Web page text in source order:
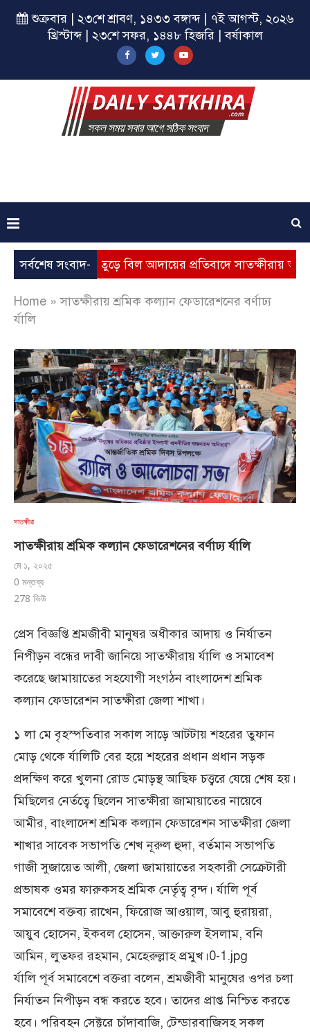
শুক্রবার | ২৩শে শ্রাবণ, ১৪৩৩ বঙ্গাব্দ | ৭ই আগস্ট, ২০২৬
খ্রিস্টাব্দ | ২৩শে সফর, ১৪৪৮ হিজরি | বর্ষাকাল
সর্বশেষ সংবাদ-
ভূতুড়ে বিল আদায়ের প্রতিবাদে সাতক্ষীরায় অবস্থান
Home »সাতক্ষীরায় শ্রমিক কল্যান ফেডারেশনের বর্ণাঢ্য
র্যালি
সাতক্ষীরা
সাতক্ষীরায় শ্রমিক কল্যান ফেডারেশনের বর্ণাঢ্য র্যালি
মে ১, ২০২৫
0 মন্তব্য
278 ভিউ
প্রেস বিজ্ঞপ্তি শ্রমজীবী মানুষর অধীকার আদায় ও নির্যাতন
নিপীড়ন বন্ধের দাবী জানিয়ে সাতক্ষীরায় র্যালি ও সমাবেশ
করেছে জামায়াতের সহযোগী সংগঠন বাংলাদেশ শ্রমিক
কল্যান ফেডারেশন সাতক্ষীরা জেলা শাখা।
১ লা মে বৃহস্পতিবার সকাল সাড়ে আটটায় শহরের তুফান
মোড় থেকে র্যালিটি বের হয়ে শহরের প্রধান প্রধান সড়ক
প্রদক্ষিণ করে খুলনা রোড মোড়স্থ আছিফ চত্ত্বরে যেয়ে শেষ হয়।
মিছিলের নের্তত্বে ছিলেন সাতক্ষীরা জামায়াতের নায়েবে
আমীর, বাংলাদেশ শ্রমিক কল্যান ফেডারেশন সাতক্ষীরা জেলা
শাখার সাবেক সভাপতি শেখ নূরুল হুদা, বর্তমান সভাপতি
গাজী সুজায়েত আলী, জেলা জামায়াতের সহকারী সেক্রেটারী
প্রভাষক ওমর ফারুকসহ শ্রমিক নের্তৃত্ব বৃন্দ। র্যালি পূর্ব
সমাবেশে বক্তব্য রাখেন, ফিরোজ আওয়াল, আবু হুরায়রা,
আয়ুব হোসেন, ইকবল হোসেন, আক্তারুল ইসলাম, বনি
আমিন, লুতফর রহমান, মেহেরুল্লাহ প্রমুখ।0-1.jpg
র্যালি পূর্ব সমাবেশে বক্তরা বলেন, শ্রমজীবী মানুষের ওপর চলা
নির্যাতন নিপীড়ন বন্ধ করতে হবে। তাদের প্রাপ্ত নিশ্চিত করতে
হবে। পরিবহন সেক্টরে চাঁদাবাজি, টেন্ডারবাজিসহ সকল